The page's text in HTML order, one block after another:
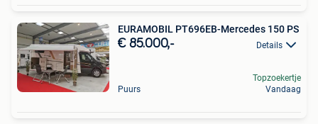
EURAMOBIL PT696EB-Mercedes 150 PS
€ 85.000,- Details
Puurs
Topzoekertje
Vandaag